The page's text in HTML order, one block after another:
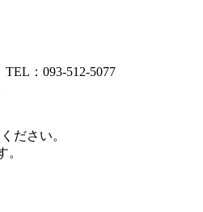
TEL：093-512-5077
ださい。